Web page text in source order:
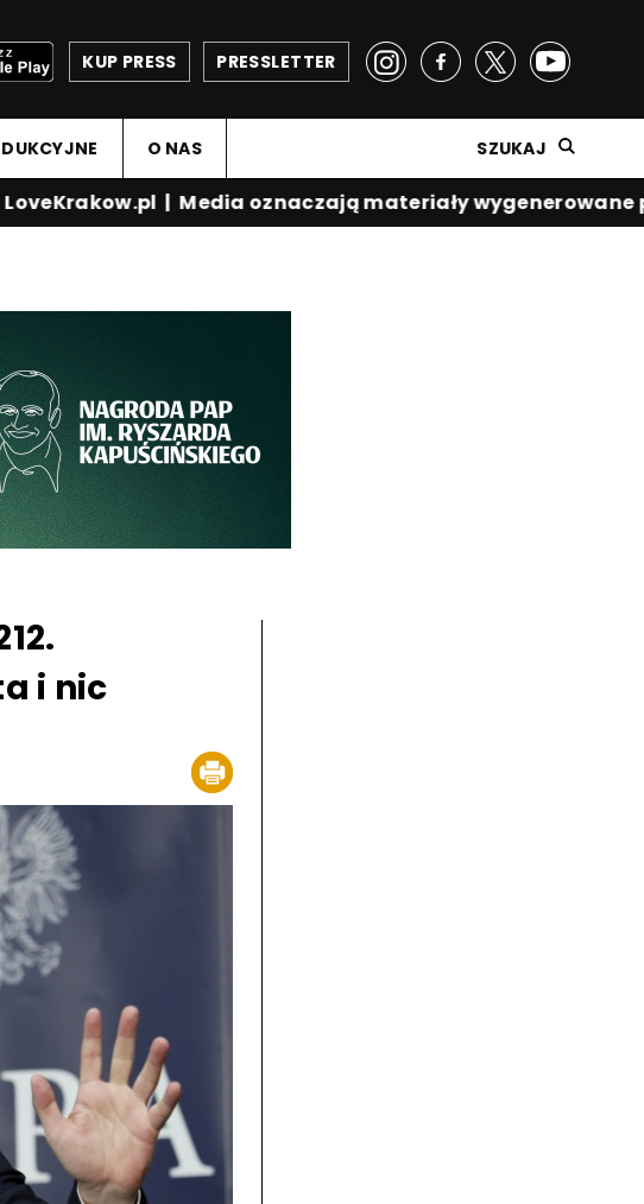
PRESSLETTER
KUP PRESS
O NAS SZUKAJ
|Media oznaczają materiały wygenerowane
i nic